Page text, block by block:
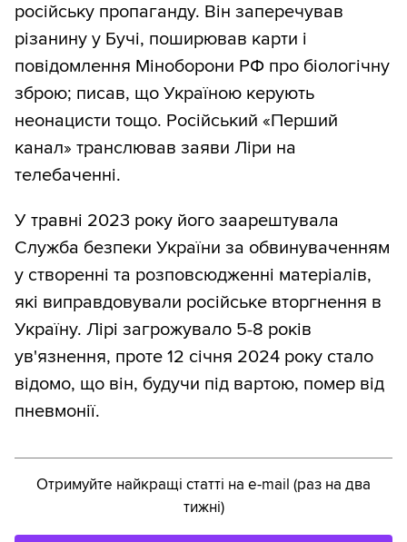
російську пропаганду. Він заперечував
різанину у Бучі, поширював карти і
повідомлення Міноборони РФ про біологічну
зброю; писав, що Україною керують
неонацисти тощо. Російський «Перший
канал» транслював заяви Ліри на
телебаченні.
У травні 2023 року його заарештувала
Служба безпеки України за обвинуваченням
у створенні та розповсюдженні матеріалів,
які виправдовували російське вторгнення в
Україну. Лірі загрожувало 5-8 років
ув'язнення, проте 12 січня 2024 року стало
відомо, що він, будучи під вартою, помер від
пневмонії.
Отримуйте найкращі статті на e-mail (раз на два
тижні)